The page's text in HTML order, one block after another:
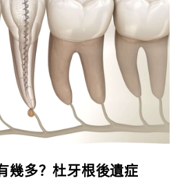
幾多？杜牙根後遺症